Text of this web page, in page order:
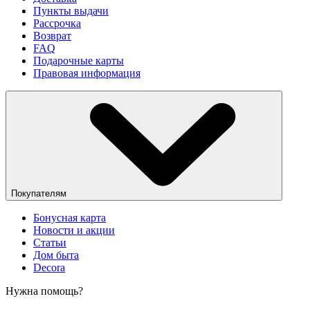
Пункты выдачи
Рассрочка
Возврат
FAQ
Подарочные карты
Правовая информация
Покупателям
Бонусная карта
Новости и акции
Статьи
Дом быта
Decora
Нужна помощь?